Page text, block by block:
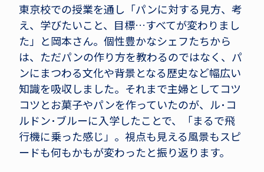
東京校での授業を通し「パンに対する見方、考
え、学びたいこと、目標…すべてが変わりまし
た」と岡本さん。個性豊かなシェフたちから
は、ただパンの作り方を教わるのではなく、パ
ンにまつわる文化や背景となる歴史など幅広い
知識を吸収しました。それまで主婦としてコツ
コツとお菓子やパンを作っていたのが、ル･コ
ルドン･ブルーに入学したことで、「まるで飛
行機に乗った感じ」。視点も見える風景もスピ
ードも何もかもが変わったと振り返ります。